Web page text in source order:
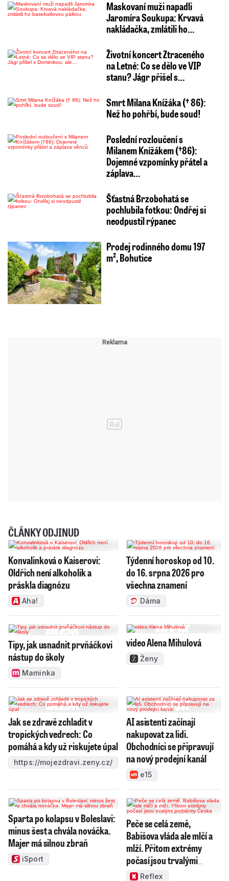
Maskovaní muži napadli
Jaromíra Soukupa: Krvavá
nakládačka, zmlátili ho…
Životní koncert Ztraceného
na Letné: Co se dělo ve VIP
stanu? Jágr přišel s…
Smrt Milana Knížáka († 86):
Než ho pohřbí, bude soud!
Poslední rozloučení s
Milanem Knížákem (†86):
Dojemné vzpomínky přátel a
záplava…
Šťastná Brzobohatá se
pochlubila fotkou: Ondřej si
neodpustil rýpanec
Prodej rodinného domu 197
m², Bohutice
ČLÁNKY ODJINUD
Konvalinková o Kaiserovi:
Oldřich není alkoholik a
práskla diagnózu
Aha!
Týdenní horoskop od 10.
do 16. srpna 2026 pro
všechna znamení
Dáma
Tipy, jak usnadnit prvňáčkovi
nástup do školy
Maminka
video Alena Mihulová
Ženy
Jak se zdravě zchladit v
tropických vedrech: Co
pomáhá a kdy už riskujete úpal
https://mojezdravi.zeny.cz/
AI asistenti začínají
nakupovat za lidi.
Obchodníci se připravují
na nový prodejní kanál
e15
Sparta po kolapsu v Boleslavi:
minus šest a chvála nováčka.
Majer má silnou zbraň
iSport
Peče se celá země,
Babišova vláda ale mlčí a
mlží. Přitom extrémy
počasí jsou trvalými
problémy Česka
Reflex